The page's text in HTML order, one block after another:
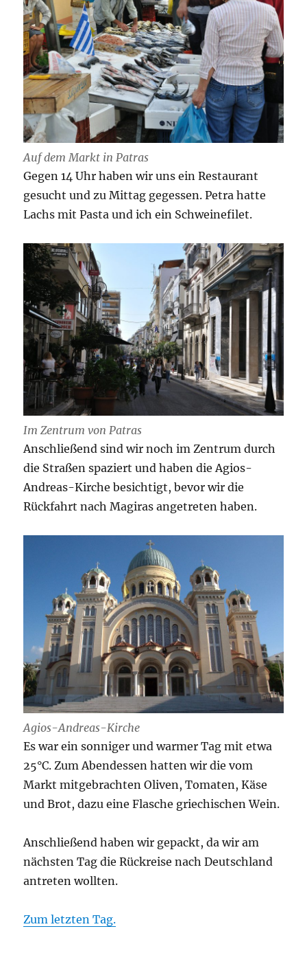
Auf dem Markt in Patras
Gegen 14 Uhr haben wir uns ein Restaurant
gesucht und zu Mittag gegessen. Petra hatte
Lachs mit Pasta und ich ein Schweinefilet.
Im Zentrum von Patras
Anschließend sind wir noch im Zentrum durch
die Straßen spaziert und haben die Agios-
Andreas-Kirche besichtigt, bevor wir die
Rückfahrt nach Magiras angetreten haben.
Agios-Andreas-Kirche
Es war ein sonniger und warmer Tag mit etwa
25°C. Zum Abendessen hatten wir die vom
Markt mitgebrachten Oliven, Tomaten, Käse
und Brot, dazu eine Flasche griechischen Wein.
Anschließend haben wir gepackt, da wir am
nächsten Tag die Rückreise nach Deutschland
antreten wollten.
Zum letzten Tag.